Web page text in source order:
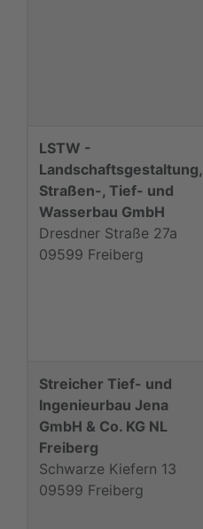
LSTW -
Landschaftsgestaltung,
Straßen-, Tief- und
Wasserbau GmbH
Dresdner Straße 27a
09599 Freiberg
Streicher Tief- und
Ingenieurbau Jena
GmbH & Co. KG NL
Freiberg
Schwarze Kiefern 13
09599 Freiberg